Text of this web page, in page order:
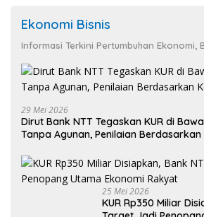
Ekonomi Bisnis
Informasi Terkini Pertumbuhan Ekonomi,
29 Mei 2026
Dirut Bank NTT Tegaskan KUR di
Tanpa Agunan, Penilaian
25 Mei 2026
KUR Rp350 Miliar